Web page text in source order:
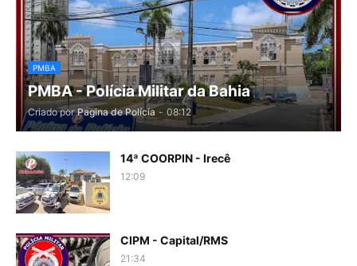
PMBA
PMBA - Polícia Militar da Bahia
Criado por Pagina de Polícia - 08:12
14ª COORPIN - Irecê
12:09
CIPM - Capital/RMS
21:34